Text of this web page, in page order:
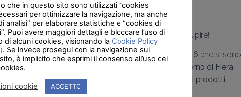
Grandform non ha alcuna intenzione di smettere di stupire!
Tutti i partecipanti delSalone del Mobile di Milano 2016 che si sono
recati presso lo
quarto giorno di Fiera
hanno potuto scoprire tutte le
novità del catalogo dei prodotti
Grandform
che in questo sito sono utilizzati “cookies
per ottimizzare la navigazione, ma anche
analisi” per elaborare statistiche e “cookies di
Puoi avere maggiori dettagli e bloccare l’uso di
di alcuni cookies, visionando la Cookie Policy
. Se invece prosegui con la navigazione sul
è implicito che esprimi il consenso all’uso dei
cookie ACCETTO